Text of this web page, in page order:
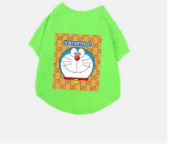
抜け毛対策 小型犬 ペット服